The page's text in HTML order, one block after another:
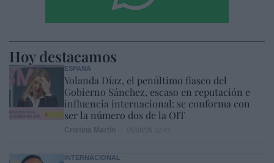
Hoy destacamos
ESPAÑA
Yolanda Díaz, el penúltimo fiasco del
Gobierno Sánchez, escaso en reputación e
influencia internacional: se conforma con
ser la número dos de la OIT
INTERNACIONAL